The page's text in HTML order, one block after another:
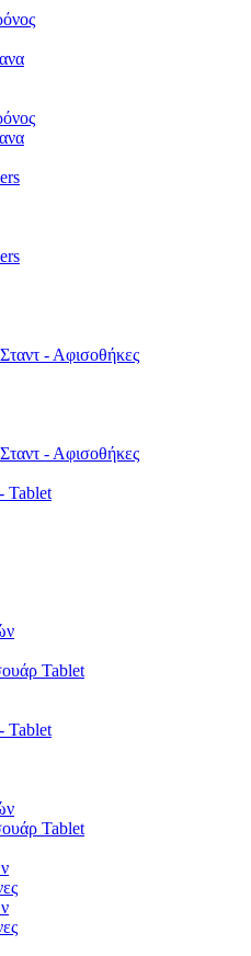
- Αφισοθήκες
- Αφισοθήκες
Tablet
Tablet
Tablet
Tablet